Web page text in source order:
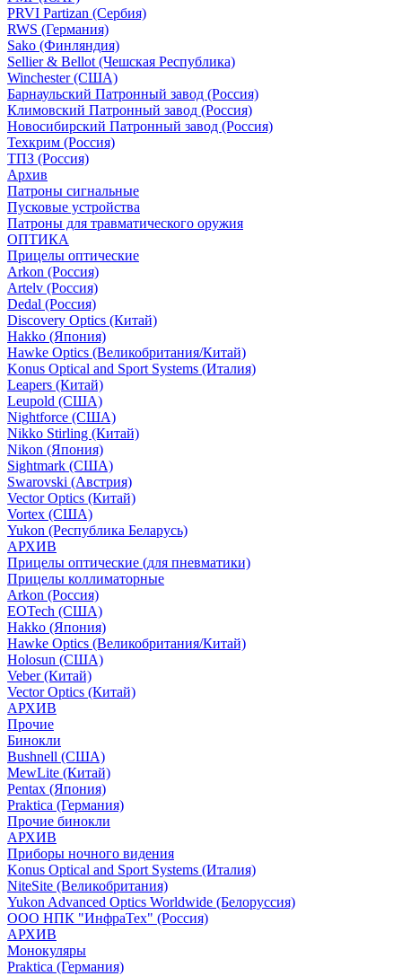
PRVI Partizan (Сербия)
RWS (Германия)
Sako (Финляндия)
Sellier & Bellot (Чешская Республика)
Winchester (США)
Барнаульский Патронный завод (Россия)
Климовский Патронный завод (Россия)
Новосибирский Патронный завод (Россия)
Техкрим (Россия)
ТПЗ (Россия)
Архив
Патроны сигнальные
Пусковые устройства
Патроны для травматического оружия
ОПТИКА
Прицелы оптические
Arkon (Россия)
Artelv (Россия)
Dedal (Россия)
Discovery Optics (Китай)
Hakko (Япония)
Hawke Optics (Великобритания/Китай)
Konus Optical and Sport Systems (Италия)
Leapers (Китай)
Leupold (США)
Nightforce (США)
Nikko Stirling (Китай)
Nikon (Япония)
Sightmark (США)
Swarovski (Австрия)
Vector Optics (Китай)
Vortex (США)
Yukon (Республика Беларусь)
АРХИВ
Прицелы оптические (для пневматики)
Прицелы коллиматорные
Arkon (Россия)
EOTech (США)
Hakko (Япония)
Hawke Optics (Великобритания/Китай)
Holosun (США)
Veber (Китай)
Vector Optics (Китай)
АРХИВ
Прочие
Бинокли
Bushnell (США)
MewLite (Китай)
Pentax (Япония)
Praktica (Германия)
Прочие бинокли
АРХИВ
Приборы ночного видения
Konus Optical and Sport Systems (Италия)
NiteSite (Великобритания)
Yukon Advanced Optics Worldwide (Белоруссия)
ООО НПК "ИнфраТех" (Россия)
АРХИВ
Монокуляры
Praktica (Германия)